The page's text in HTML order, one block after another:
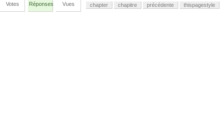
Votes Réponses Vues chapter chapitre précédente thispagestyle